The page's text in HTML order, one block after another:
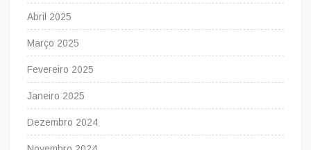
Abril 2025
Março 2025
Fevereiro 2025
Janeiro 2025
Dezembro 2024